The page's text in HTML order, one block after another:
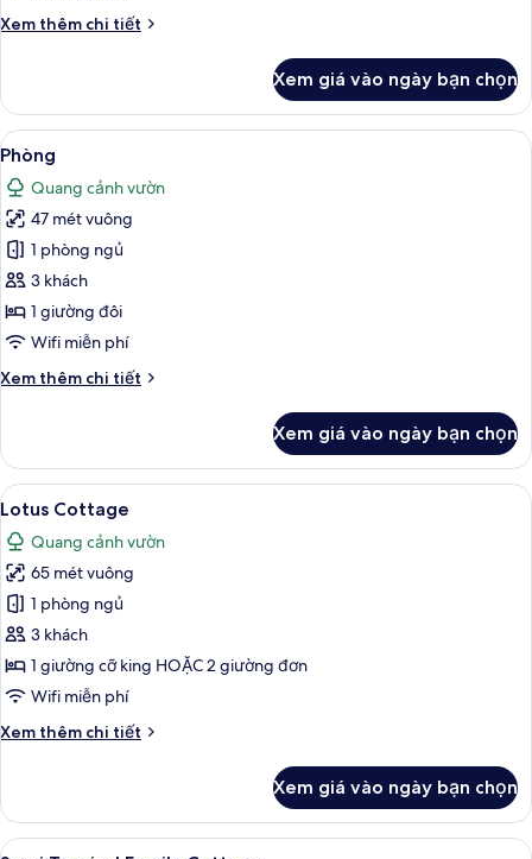
Xem thêm chi tiết
Chi
Biệt
thự,
hồ
riêng
Xem giá vào ngày bạn chọn
Xem
tất
cả
ảnh
Phòng
Phòng | Chăn bông, minibar, két
50
Phòng
Quang cảnh vườn
47 mét vuông
1 phòng ngủ
3 khách
1 giường đôi
Wifi miễn phí
Xem thêm chi tiết
Chi
Phòng
Xem giá vào ngày bạn chọn
Xem
tất
cả
ảnh
Lotus
Cottage
Chăn bông, minibar, két bảo mật tại
9
Lotus Cottage
Quang cảnh vườn
65 mét vuông
1 phòng ngủ
3 khách
1 giường cỡ king HOẶC 2 giường đơn
Wifi miễn phí
Xem thêm chi tiết
Chi
Lotus
Cottage
Xem giá vào ngày bạn chọn
Xem
Chăn bông, minibar, két bảo mật tại